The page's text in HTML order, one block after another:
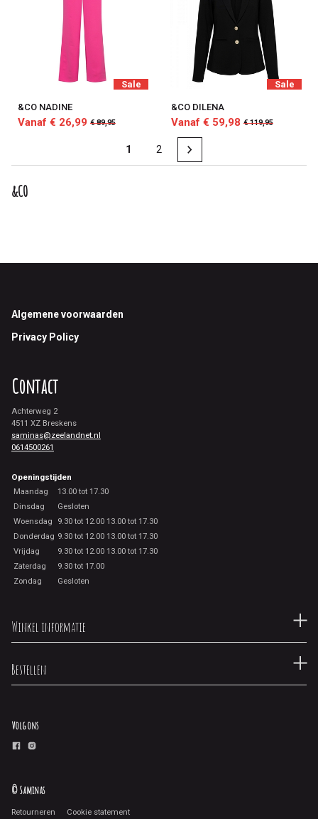
Sale
&CO NADINE
Vanaf € 26,99 € 89,95
Sale
&CO DILENA
Vanaf € 59,98 € 119,95
1 2
&CO
Footer
Algemene voorwaarden
Privacy Policy
Contact
Achterweg 2
4511 XZ Breskens
saminas@zeelandnet.nl
0614500261
Openingstijden
Maandag
13.00 tot 17.30
Dinsdag
Gesloten
Woensdag
9.30 tot 12.00 13.00 tot 17.30
Donderdag 9.30 tot 12.00 13.00 tot 17.30
Vrijdag
9.30 tot 12.00 13.00 tot 17.30
Zaterdag
9.30 tot 17.00
Zondag
Gesloten
Winkel informatie
Bestellen
Volg ons
© Saminas
Retourneren Cookie statement